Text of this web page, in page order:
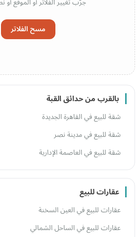
مسح الفلاتر
بالقرب من حدائق القبة
شقة للبيع في القاهرة الجديدة
شقة للبيع في مدينة نصر
شقة للبيع في العاصمة الإدارية
عقارات للبيع
عقارات للبيع في العين السخنة
عقارات للبيع في الساحل الشمالي